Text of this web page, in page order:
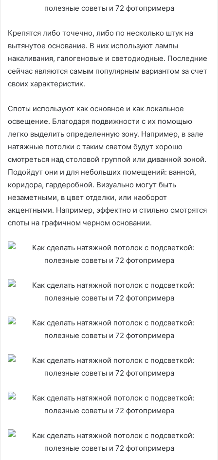
Крепятся либо точечно, либо по несколько штук на
вытянутое основание. В них используют лампы
накаливания, галогеновые и светодиодные. Последние
сейчас являются самым популярным вариантом за счет
своих характеристик.
Споты используют как основное и как локальное
освещение. Благодаря подвижности с их помощью
легко выделить определенную зону. Например, в зале
натяжные потолки с таким светом будут хорошо
смотреться над столовой группой или диванной зоной.
Подойдут они и для небольших помещений: ванной,
коридора, гардеробной. Визуально могут быть
незаметными, в цвет отделки, или наоборот
акцентными. Например, эффектно и стильно смотрятся
споты на графичном черном основании.